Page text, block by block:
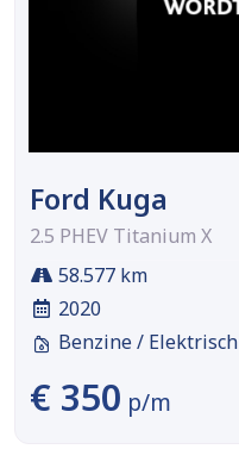
Ford Kuga
2.5 PHEV Titanium X
58.577 km
2020
Benzine / Elektrisch
€ 350 p/m